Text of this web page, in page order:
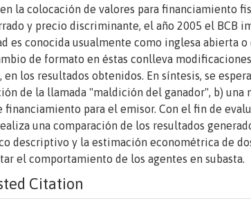
la colocación de valores para financiamiento
y precio discriminante, el año 2005 el BCB
es conocida usualmente como inglesa abierta
de formato en éstas conlleva
en los resultados obtenidos. En síntesis, se
de la llamada "maldición del ganador", b) una
financiamiento para el emisor. Con el fin de
una comparación de los resultados
descriptivo y la estimación econométrica de
el comportamiento de los agentes en subasta.
Citation